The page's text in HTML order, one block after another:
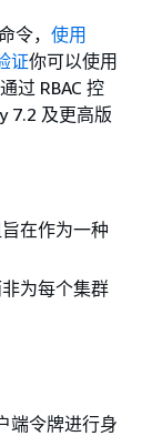
令， 使用
证你可以使用
过 RBAC 控
7.2 及更高版
在作为一种
为每个集群
端令牌进行身